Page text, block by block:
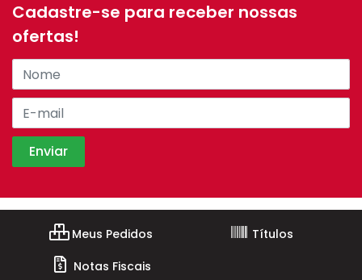
Cadastre-se para receber nossas
ofertas!
Meus Pedidos
Títulos
Notas Fiscais